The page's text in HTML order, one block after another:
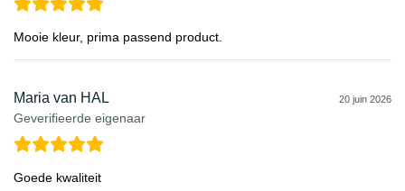
Mooie kleur, prima passend product.
Maria van HAL
Geverifieerde eigenaar
20 juin 2026
Goede kwaliteit